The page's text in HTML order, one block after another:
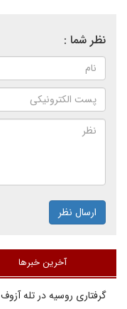
نظر شما :
ارسال نظر
آخرین خبرها
گرفتاری روسیه در تله آزوف